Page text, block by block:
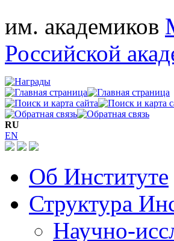
им. академиков
Российской
RU
EN
Об Институте
Структура
Научно-